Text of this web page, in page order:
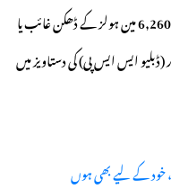
جان کر حیرت ہوئی کہ پشاور کی 42 یونین کونسلز میں 6,260 مین ہولز کے ڈھکن غائب یا
ایس ایس پی) کی دستاویز میں
کے لیے بھی ہوں